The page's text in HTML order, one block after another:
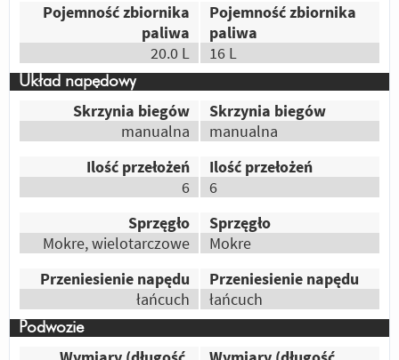
Bandyta the best !!!
Odpowiedz
Autor:Szu
Stary niezawodny olejak, silnik nie do
zajechania, wygodniejsza pozycja,
185cm/90Kg
Odpowiedz| Przydatna (8)| Nieprzydatna (3)
Autor:PiSzCzU22
Ponieważ sam takiego posiadam i chętnie
obejrzałbym go w teście ;)
Odpowiedz| Przydatna (5)| Nieprzydatna (
jest zajebisty :)
Odpowiedz| Przydatna ( 5)| Nieprzydatna (
Pojemność zbiornika
paliwa
20.0 L
16 L
Pojemność zbiornika
paliwa
Układ napędowy
Skrzynia biegów
manualna
manualna
Skrzynia biegów
Ilość przełożeń
6
6
Ilość przełożeń
Sprzęgło
Mokre, wielotarczowe
Mokre
Sprzęgło
Przeniesienie napędu
łańcuch
łańcuch
Przeniesienie napędu
Podwozie